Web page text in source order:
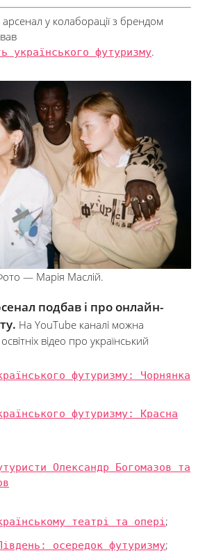
у колаборації з брендом
українського футуризму.
— Марія Маслій.
подбав і про онлайн-
На YouTube каналі можна
відео про український
футуризму: Чорнянка
футуризму: Красна
Олександр Богомазов та
театрі та опері;
осередок футуризму;